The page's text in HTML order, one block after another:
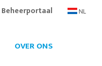
Beheerportaal NL
OVER ONS